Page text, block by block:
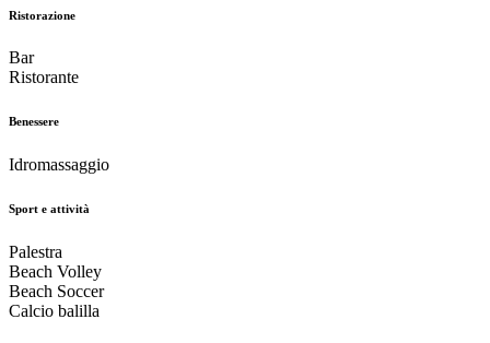
Ristorazione
Bar
Ristorante
Benessere
Idromassaggio
Sport e attività
Palestra
Beach Volley
Beach Soccer
Calcio balilla